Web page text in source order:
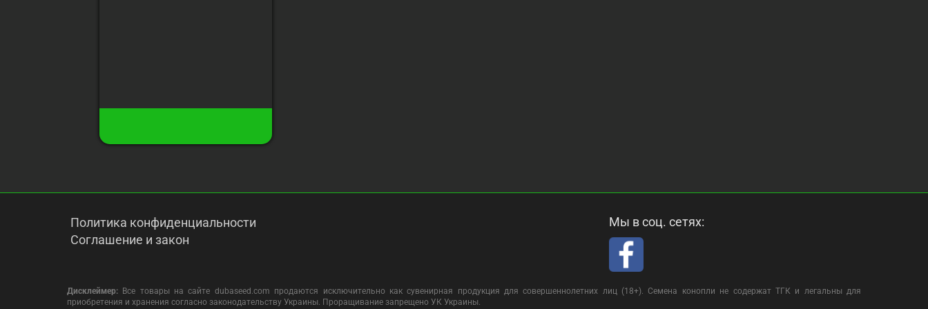
Политика конфиденциальности
Соглашение и закон
Мы в соц. сетях:
Дисклеймер: Все товары на сайте dubaseed.com продаются исключительно как сувенирная продукция для совершеннолетних лиц (18+). Семена конопли не содержат ТГК и легальны для
приобретения и хранения согласно законодательству Украины. Проращивание запрещено УК Украины.